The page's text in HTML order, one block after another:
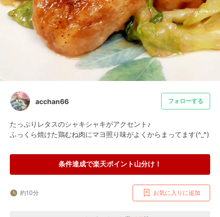
acchan66 フォローする
たっぷりレタスのシャキシャキがアクセント♪
ふっくら焼けた鶏むね肉にマヨ照り味がよくからまってます(^_^)
条件達成で楽天ポイント山分け！
約10分 お気に入りに追加